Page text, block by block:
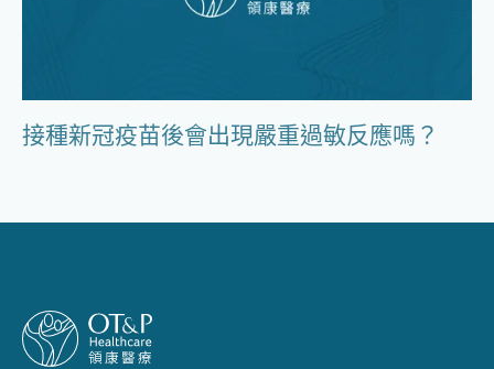
接種新冠疫苗後會出現嚴重過敏反應嗎？